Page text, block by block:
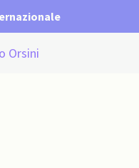
Orsini